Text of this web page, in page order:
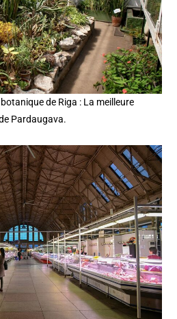
de Riga : La meilleure
Pardaugava.